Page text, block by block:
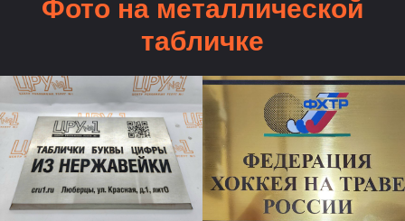
Фото на металлической
табличке